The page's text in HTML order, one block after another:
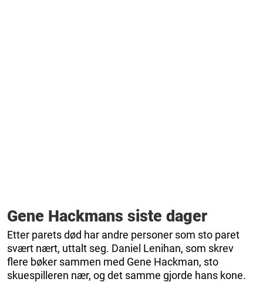
Gene Hackmans siste dager
Etter parets død har andre personer som sto paret
svært nært, uttalt seg. Daniel Lenihan, som skrev
flere bøker sammen med Gene Hackman, sto
skuespilleren nær, og det samme gjorde hans kone.